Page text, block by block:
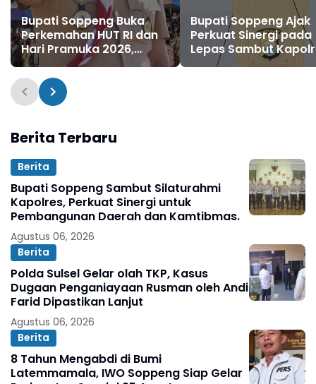
Bupati Soppeng Buka
Perkemahan HUT RI dan
Hari Pramuka 2026,
Lepas Kontingen
Jambore Nasional XII
Bupati Soppeng Ajak
Perkuat Sinergi pada
Lepas Sambut
Hari Budiyanto Siap
Berita Terbaru
Berita
Bupati Soppeng Sambut Silaturahmi
Kapolres, Perkuat Sinergi untuk
Pembangunan Daerah dan Kamtibmas.
Agustus 06, 2026
Berita
Polda Sulsel Gelar olah TKP, Kasus
Dugaan Penganiayaan Rusman oleh Andi
Farid Dipastikan Lanjut
Agustus 06, 2026
Berita
8 Tahun Mengabdi di Bumi
Latemmamala, IWO Soppeng Siap Gelar